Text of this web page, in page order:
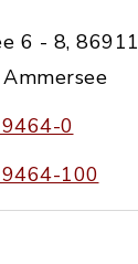
6 - 8, 86911
0
100